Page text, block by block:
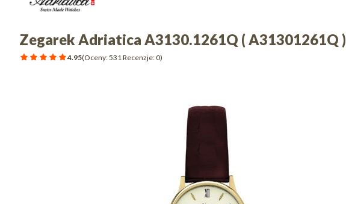
Zegarek Adriatica A3130.1261Q ( A31301261Q )
4.95(Oceny: 531 Recenzje: 0)